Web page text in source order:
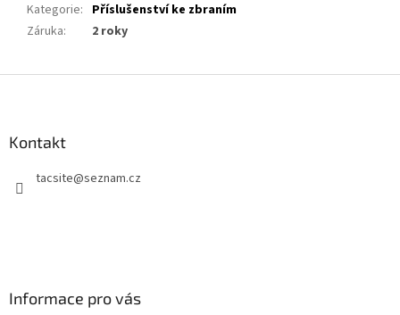
Kategorie: Příslušenství ke zbraním
Záruka: 2 roky
Kontakt
tacsite@seznam.cz
Informace pro vás